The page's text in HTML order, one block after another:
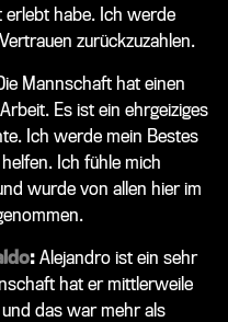
erlebt habe. Ich werde
zurückzuzahlen.
Mannschaft hat einen
Es ist ein ehrgeiziges
Ich werde mein Bestes
Ich fühle mich
wurde von allen hier im
: Alejandro ist ein sehr
hat er mittlerweile
das war mehr als